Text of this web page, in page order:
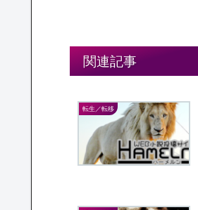
関連記事
転生／転移